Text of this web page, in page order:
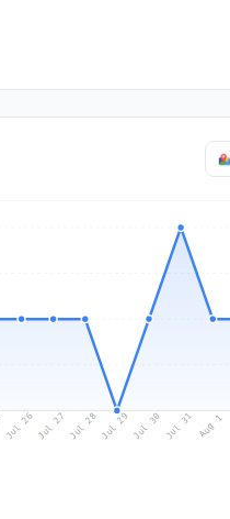
Jul 26Jul 27 Jul 28Jul 29 Jul 30 Jul 31 Aug 1